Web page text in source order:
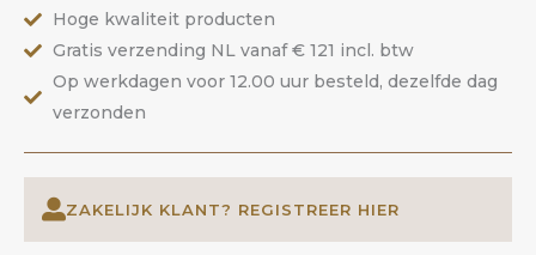
aantal
Hoge kwaliteit producten
Gratis verzending NL vanaf € 121 incl. btw
Op werkdagen voor 12.00 uur besteld, dezelfde dag
verzonden
ZAKELIJK KLANT? REGISTREER HIER